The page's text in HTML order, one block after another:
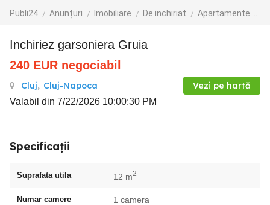
Publi24 Anunțuri Imobiliare De inchiriat Apartamente de inchiriat
Inchiriez garsoniera Gruia
240 EUR negociabil
Cluj, Cluj-Napoca Vezi pe hartă
Valabil din 7/22/2026 10:00:30 PM
Specificații
Suprafata utila 12 m2
Numar camere 1 camera